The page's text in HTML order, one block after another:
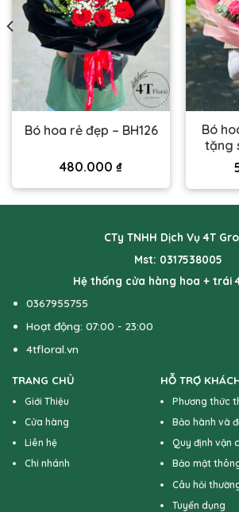
Bó hoa rẻ đẹp – BH126
480.000 ₫
Bó
tặng
CTy TNHH Dịch Vụ 4T
Mst: 0317538005
Hệ thống cửa hàng hoa + trái
0367955755
Hoạt động: 07:00 - 23:00
4tfloral.vn
TRANG CHỦ
Giới Thiệu
Cửa hàng
Liên hệ
Chi nhánh
HỖ TRỢ
Phương thức
Bảo hành và
Quy định vận
Bảo mật
Câu hỏi
Tuyển dụng